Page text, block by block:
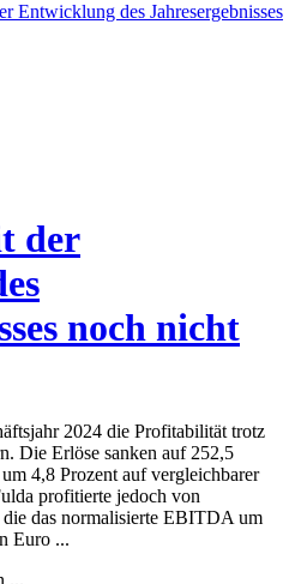
Entwicklung des Jahresergebnisses
der
noch nicht
2024 die Profitabilität trotz
Die Erlöse sanken auf 252,5
4,8 Prozent auf vergleichbarer
profitierte jedoch von
das normalisierte EBITDA um
Euro ...
...